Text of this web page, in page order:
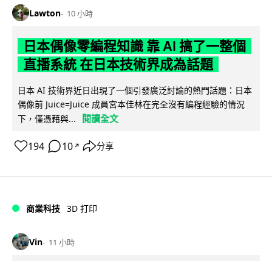
Lawton 10 小時
日本偶像零編程知識 靠 AI 搞了一整個
直播系統 在日本技術界成為話題
日本 AI 技術界近日出現了一個引發廣泛討論的熱門話題：日本
偶像前 Juice=Juice 成員宮本佳林在完全沒有編程經驗的情況
下，僅憑藉與...
閱讀全文
194 10 ↗ 分享
商業科技 3D 打印
Vin 11 小時